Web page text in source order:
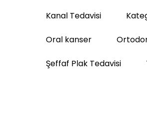
Kanal Tedavisi
Oral kanser
Şeffaf Plak Tedavisi